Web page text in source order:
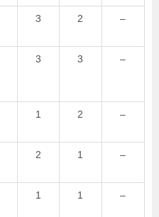
3 2 –
3 3 –
1 2 –
2 1 –
1 1 –